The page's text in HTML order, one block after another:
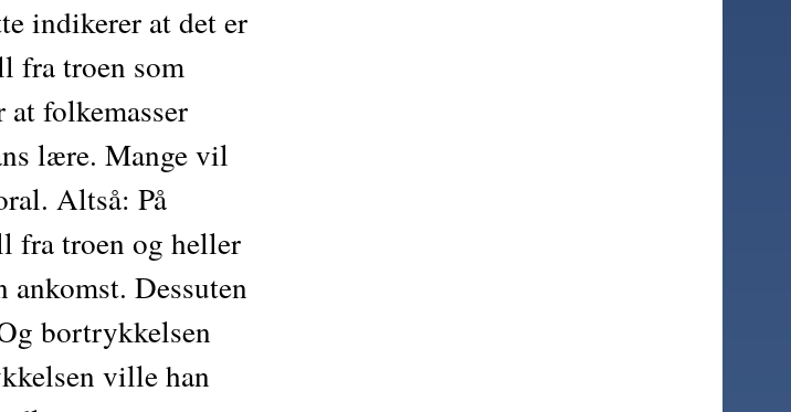
indikerer at det er
fra troen som
folkemasser
lære. Mange vil
Altså: På
fra troen og heller
Dessuten
bortrykkelsen
ville han